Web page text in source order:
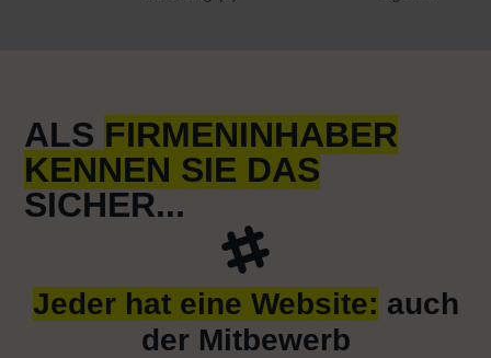
ALS FIRMENINHABER
KENNEN SIE DAS
SICHER...
Jeder hat eine Website: auch
der Mitbewerb